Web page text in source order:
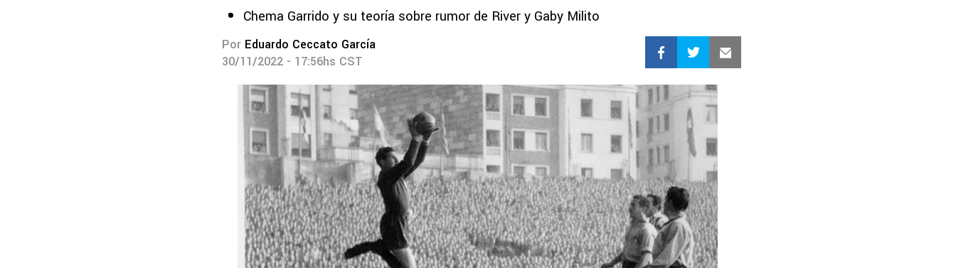
Chema Garrido y su teoría sobre rumor de River y Gaby Milito
Por Eduardo Ceccato García
30/11/2022 - 17:56hs CST